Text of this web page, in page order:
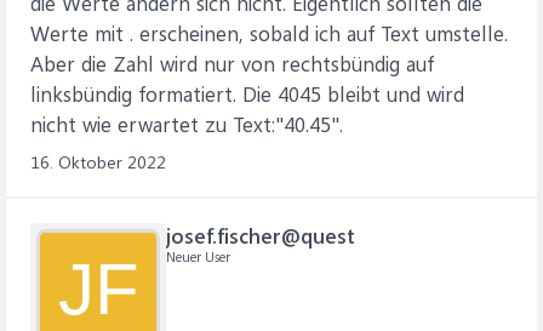
Werte mit . erscheinen, sobald ich auf Text umstelle.
Aber die Zahl wird nur von rechtsbündig auf
linksbündig formatiert. Die 4045 bleibt und wird
nicht wie erwartet zu Text:"40.45".
16. Oktober 2022
JF
josef.fischer@quest
Neuer User